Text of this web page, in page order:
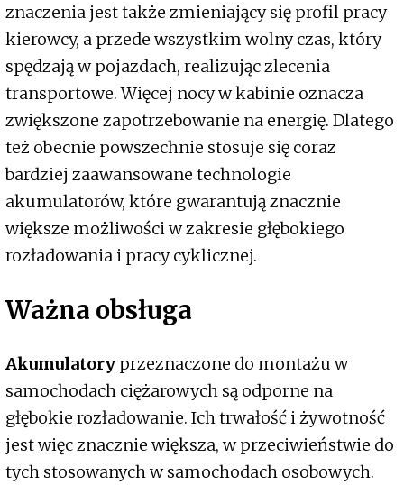
znaczenia jest także zmieniający się profil pracy
kierowcy, a przede wszystkim wolny czas, który
spędzają w pojazdach, realizując zlecenia
transportowe. Więcej nocy w kabinie oznacza
zwiększone zapotrzebowanie na energię. Dlatego
też obecnie powszechnie stosuje się coraz
bardziej zaawansowane technologie
akumulatorów, które gwarantują znacznie
większe możliwości w zakresie głębokiego
rozładowania i pracy cyklicznej.
Ważna obsługa
Akumulatory przeznaczone do montażu w
samochodach ciężarowych są odporne na
głębokie rozładowanie. Ich trwałość i żywotność
jest więc znacznie większa, w przeciwieństwie do
tych stosowanych w samochodach osobowych.